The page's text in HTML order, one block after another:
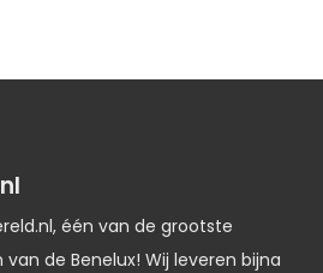
één van de grootste
de Benelux! Wij leveren bijna